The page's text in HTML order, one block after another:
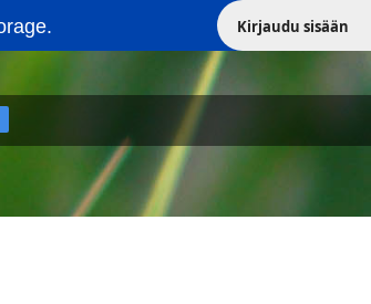
Kirjaudu sisään